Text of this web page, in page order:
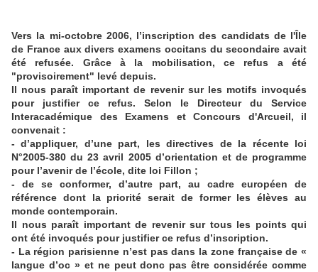
Vers la mi-octobre 2006, l’inscription des candidats de l'Île
de France aux divers examens occitans du secondaire avait
été refusée. Grâce à la mobilisation, ce refus a été
"provisoirement" levé depuis.
Il nous paraît important de revenir sur les motifs invoqués
pour justifier ce refus. Selon le Directeur du Service
Interacadémique des Examens et Concours d'Arcueil, il
convenait :
- d’appliquer, d’une part, les directives de la récente loi
N°2005-380 du 23 avril 2005 d’orientation et de programme
pour l’avenir de l’école, dite loi Fillon ;
- de se conformer, d’autre part, au cadre européen de
référence dont la priorité serait de former les élèves au
monde contemporain.
Il nous paraît important de revenir sur tous les points qui
ont été invoqués pour justifier ce refus d’inscription.
- La région parisienne n’est pas dans la zone française de «
langue d’oc » et ne peut donc pas être considérée comme